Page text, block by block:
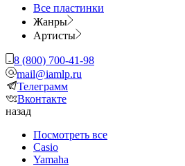
Все пластинки
Жанры
Артисты
8 (800) 700-41-98
mail@iamlp.ru
Телеграмм
Вконтакте
назад
Посмотреть все
Casio
Yamaha